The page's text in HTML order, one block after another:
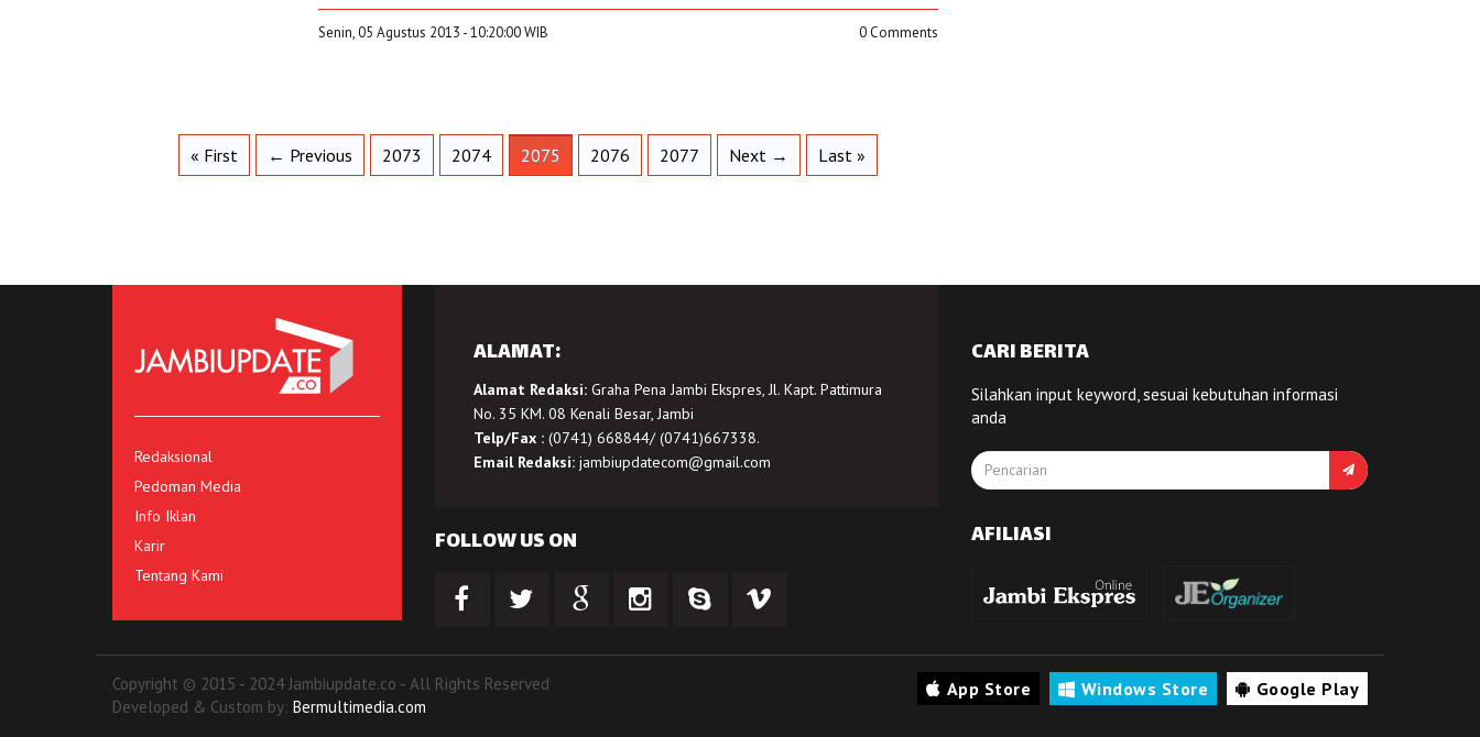
Senin, 05 Agustus 2013 - 10:20:00 WIB 0 Comments
« First ← Previous 2073 2074 2075 2076 2077 Next → Last »
Redaksional
Pedoman Media
Info Iklan
Karir
Tentang Kami
ALAMAT:
Alamat Redaksi:Graha Pena Jambi Ekspres, Jl. Kapt. Pattimura
No. 35 KM. 08 Kenali Besar, Jambi
Telp/Fax :(0741) 668844/ (0741)667338.
Email Redaksi: jambiupdatecom@gmail.com
FOLLOW US ON
CARI BERITA
Silahkan input keyword, sesuai kebutuhan informasi
anda
AFILIASI
Copyright © 2015 - 2024 Jambiupdate.co - All Rights Reserved
Developed & Custom by: Bermultimedia.com
App Store Windows Store Google Play